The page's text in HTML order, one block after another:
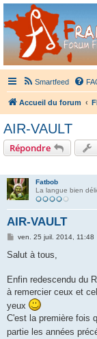
France
Didgeridoo et Guimbarde
Smartfeed
Accueil du forum
AIR-VAULT
Répondre
Fatbob
La langue bien
AIR-VAULT
M
s
g
ven. 25 juil. 2014, 11:48
Salut à tous,
Enfin redescendu du
à remercier ceux et
yeux
C'est la première fois
partie les années